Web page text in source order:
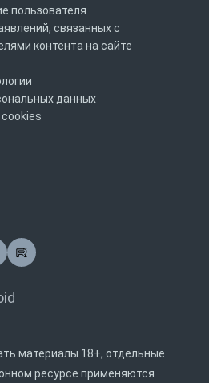
пользователя
связанных с
контента на сайте
данных
материалы 18+, отдельные
ресурсе применяются